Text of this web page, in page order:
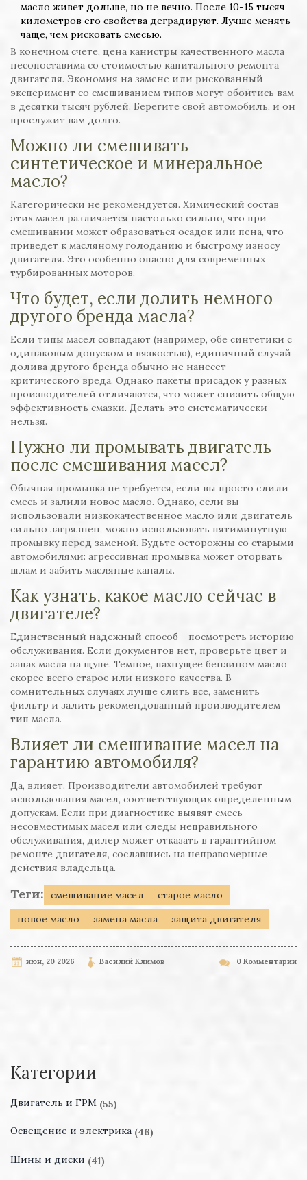
масло живет дольше, но не вечно. После 10-15 тысяч
километров его свойства деградируют. Лучше менять
чаще, чем рисковать смесью.
В конечном счете, цена канистры качественного масла
несопоставима со стоимостью капитального ремонта
двигателя. Экономия на замене или рискованный
эксперимент со смешиванием типов могут обойтись вам
в десятки тысяч рублей. Берегите свой автомобиль, и он
прослужит вам долго.
Можно ли смешивать
синтетическое и минеральное
масло?
Категорически не рекомендуется. Химический состав
этих масел различается настолько сильно, что при
смешивании может образоваться осадок или пена, что
приведет к масляному голоданию и быстрому износу
двигателя. Это особенно опасно для современных
турбированных моторов.
Что будет, если долить немного
другого бренда масла?
Если типы масел совпадают (например, обе синтетики с
одинаковым допуском и вязкостью), единичный случай
долива другого бренда обычно не нанесет
критического вреда. Однако пакеты присадок у разных
производителей отличаются, что может снизить общую
эффективность смазки. Делать это систематически
нельзя.
Нужно ли промывать двигатель
после смешивания масел?
Обычная промывка не требуется, если вы просто слили
смесь и залили новое масло. Однако, если вы
использовали низкокачественное масло или двигатель
сильно загрязнен, можно использовать пятиминутную
промывку перед заменой. Будьте осторожны со старыми
автомобилями: агрессивная промывка может оторвать
шлам и забить масляные каналы.
Как узнать, какое масло сейчас в
двигателе?
Единственный надежный способ - посмотреть историю
обслуживания. Если документов нет, проверьте цвет и
запах масла на щупе. Темное, пахнущее бензином масло
скорее всего старое или низкого качества. В
сомнительных случаях лучше слить все, заменить
фильтр и залить рекомендованный производителем
тип масла.
Влияет ли смешивание масел на
гарантию автомобиля?
Да, влияет. Производители автомобилей требуют
использования масел, соответствующих определенным
допускам. Если при диагностике выявят смесь
несовместимых масел или следы неправильного
обслуживания, дилер может отказать в гарантийном
ремонте двигателя, сославшись на неправомерные
действия владельца.
Теги: смешивание масел
старое масло
новое масло
замена масла защита двигателя
июн, 20 2026 Василий Климов 0 Комментарии
Категории
Двигатель и ГРМ (55)
Освещение и электрика (46)
Шины и диски (41)